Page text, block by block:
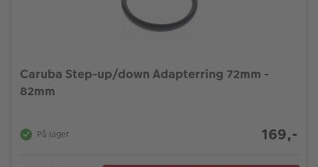
Caruba Step-up/down Adapterring 72mm -
82mm
På lager 169,-